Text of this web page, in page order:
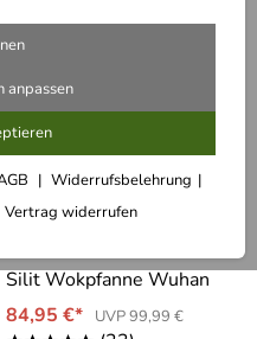
anpassen
Widerrufsbelehrung
Vertrag widerrufen
Silit Wokpfanne Wuhan
84,95 €*
UVP 99,99 €